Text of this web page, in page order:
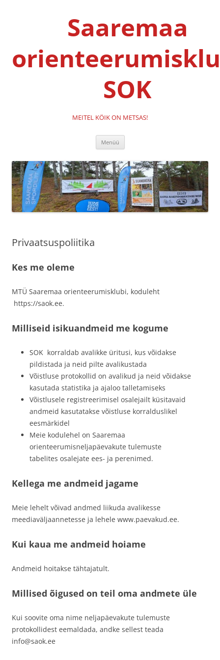
Saaremaa
SOK
MEITEL KÖIK ON METSAS!
Menüü
Privaatsuspoliitika
Kes me oleme
MTÜ Saaremaa orienteerumisklubi, koduleht
https://saok.ee.
Milliseid isikuandmeid me kogume
SOK korraldab avalikke üritusi, kus võidakse
pildistada ja neid pilte avalikustada
Võistluse protokollid on avalikud ja neid võidakse
kasutada statistika ja ajaloo talletamiseks
Võistlusele registreerimisel osalejailt küsitavaid
andmeid kasutatakse võistluse korralduslikel
eesmärkidel
Meie kodulehel on Saaremaa
orienteerumisneljapäevakute tulemuste
tabelites osalejate ees- ja perenimed.
Kellega me andmeid jagame
Meie lehelt võivad andmed liikuda avalikesse
meediaväljaannetesse ja lehele www.paevakud.ee.
Kui kaua me andmeid hoiame
Andmeid hoitakse tähtajatult.
Millised õigused on teil oma andmete üle
Kui soovite oma nime neljapäevakute tulemuste
protokollidest eemaldada, andke sellest teada
info@saok.ee